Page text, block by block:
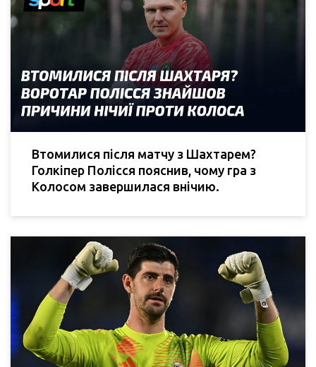
Втомилися після матчу з Шахтарем?
Голкіпер Полісся пояснив, чому гра з
Колосом завершилася внічию.